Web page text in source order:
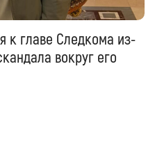
к главе Следкома из-
вокруг его